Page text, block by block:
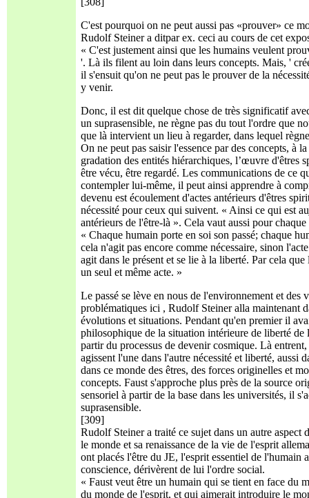
C'est pourquoi on ne peut aussi pas «prouver» ce
Rudolf Steiner a ditpar ex. ceci au cours de cet
« C'est justement ainsi que les humains veulent
'. Là ils filent au loin dans leurs concepts. Mais, '
il s'ensuit qu'on ne peut pas le prouver de la
y venir.
Donc, il est dit quelque chose de très significatif
un suprasensible, ne règne pas du tout l'ordre que
que là intervient un lieu à regarder, dans lequel
On ne peut pas saisir l'essence par des concepts, à
gradation des entités hiérarchiques, l’œuvre d'êtres
être vécu, être regardé. Les communications de ce
contempler lui-même, il peut ainsi apprendre à
devenu est écoulement d'actes antérieurs d'êtres
nécessité pour ceux qui suivent. « Ainsi ce qui est
antérieurs de l'être-là ». Cela vaut aussi pour
« Chaque humain porte en soi son passé; chaque
cela n'agit pas encore comme nécessaire, sinon
agit dans le présent et se lie à la liberté. Par cela
un seul et même acte. »
Le passé se lève en nous de l'environnement et
problématiques ici , Rudolf Steiner alla maintenant
évolutions et situations. Pendant qu'en premier il
philosophique de la situation intérieure de liberté
partir du processus de devenir cosmique. Là
agissent l'une dans l'autre nécessité et liberté, aussi
dans ce monde des êtres, des forces originelles et
concepts. Faust s'approche plus près de la source
sensoriel à partir de la base dans les universités, il
suprasensible.
[309]
Rudolf Steiner a traité ce sujet dans un autre
le monde et sa renaissance de la vie de l'esprit
ont placés l'être du JE, l'esprit essentiel de l'humain
conscience, dérivèrent de lui l'ordre social.
« Faust veut être un humain qui se tient en face du
du monde de l'esprit, et qui aimerait introduire le